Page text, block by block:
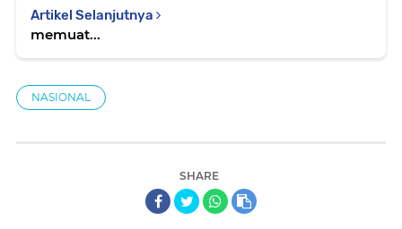
Artikel Selanjutnya
memuat...
NASIONAL
SHARE